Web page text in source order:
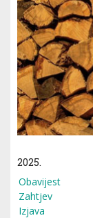
2025.
Obavijest
Zahtjev
Izjava